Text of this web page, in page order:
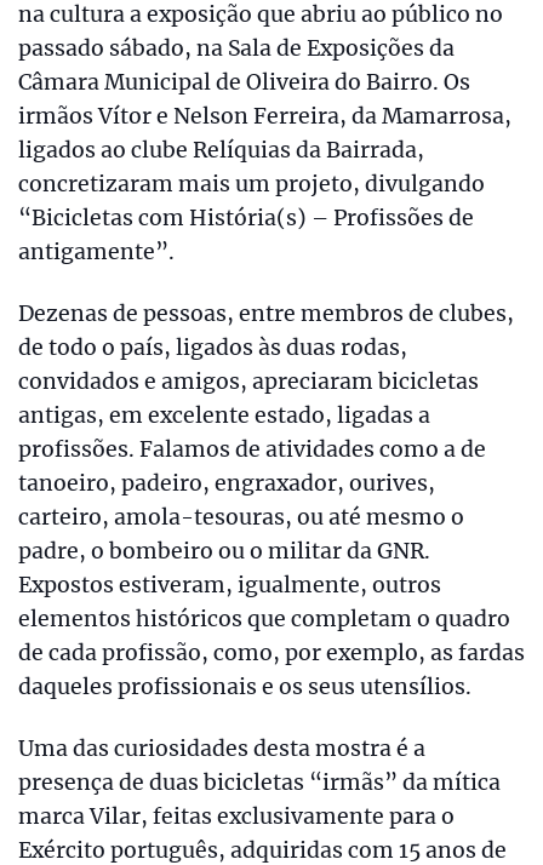
na cultura a exposição que abriu ao público no
passado sábado, na Sala de Exposições da
Câmara Municipal de Oliveira do Bairro. Os
irmãos Vítor e Nelson Ferreira, da Mamarrosa,
ligados ao clube Relíquias da Bairrada,
concretizaram mais um projeto, divulgando
“Bicicletas com História(s) – Profissões de
antigamente”.
Dezenas de pessoas, entre membros de clubes,
de todo o país, ligados às duas rodas,
convidados e amigos, apreciaram bicicletas
antigas, em excelente estado, ligadas a
profissões. Falamos de atividades como a de
tanoeiro, padeiro, engraxador, ourives,
carteiro, amola-tesouras, ou até mesmo o
padre, o bombeiro ou o militar da GNR.
Expostos estiveram, igualmente, outros
elementos históricos que completam o quadro
de cada profissão, como, por exemplo, as fardas
daqueles profissionais e os seus utensílios.
Uma das curiosidades desta mostra é a
presença de duas bicicletas “irmãs” da mítica
marca Vilar, feitas exclusivamente para o
Exército português, adquiridas com 15 anos de